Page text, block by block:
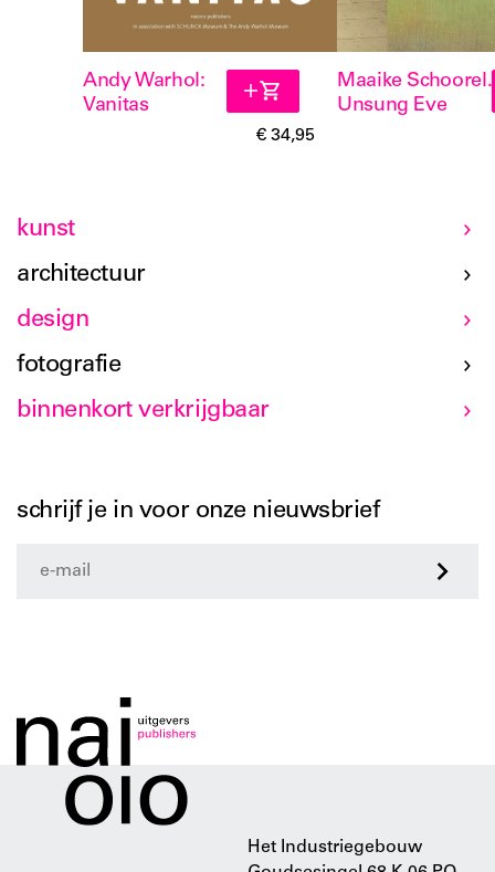
Andy Warhol:
Vanitas
€ 34,95
Maaike Schoorel.
Unsung Eve
kunst
architectuur
design
fotografie
binnenkort verkrijgbaar
schrijf je in voor onze nieuwsbrief
Het Industriegebouw